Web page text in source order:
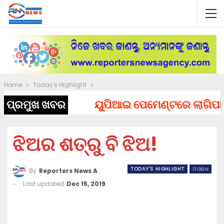
Home Today's Highlight
ପ୍ରମୁଖ ଖବର ୟୁପିଆଇ ପେମେଣ୍ଟରେ ଲାଗିପାରେ
ଝିଅର ଶତ୍ରୁ ବି ଝିଅ!
TODAY'S HIGHLIGHT ଅପରାଧ
By Reporters News Agency
Last updated Dec 15, 2019